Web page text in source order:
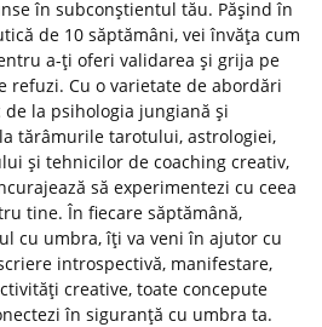
în subconștientul tău. Pășind în
de 10 săptămâni, vei învăța cum
a-ți oferi validarea și grija pe
refuzi. Cu o varietate de abordări
la psihologia jungiană și
tărâmurile tarotului, astrologiei,
și tehnicilor de coaching creativ,
să experimentezi cu ceea
tine. În fiecare săptămână,
cu umbra, îți va veni în ajutor cu
introspectivă, manifestare,
creative, toate concepute
în siguranță cu umbra ta.